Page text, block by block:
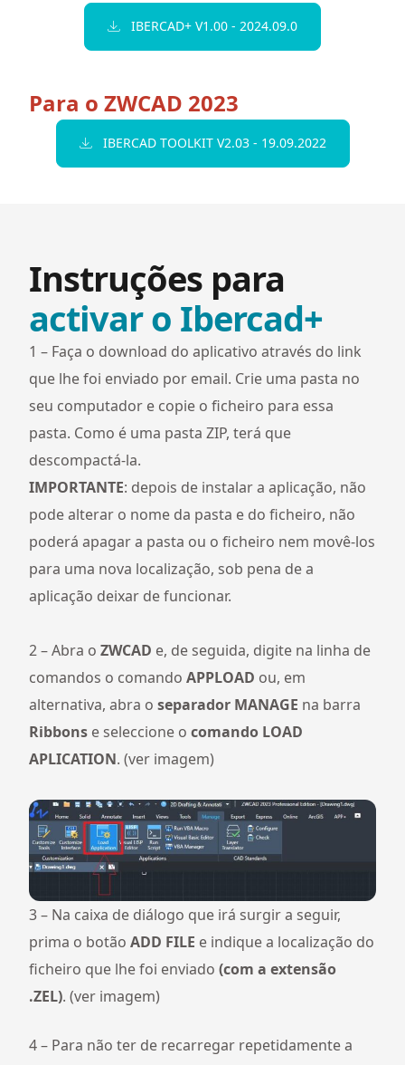
IBERCAD+ V1.00 - 2024.09.0
Para o ZWCAD 2023
IBERCAD TOOLKIT V2.03 - 19.09.2022
Instruções para
activar o Ibercad+
1 – Faça o download do aplicativo através do link
que lhe foi enviado por email. Crie uma pasta no
seu computador e copie o ficheiro para essa
pasta. Como é uma pasta ZIP, terá que
descompactá-la.
IMPORTANTE: depois de instalar a aplicação, não
pode alterar o nome da pasta e do ficheiro, não
poderá apagar a pasta ou o ficheiro nem movê-los
para uma nova localização, sob pena de a
aplicação deixar de funcionar.
2 – Abra o ZWCAD e, de seguida, digite na linha de
comandos o comando APPLOAD ou, em
alternativa, abra o separador MANAGE na barra
Ribbons e seleccione o comando LOAD
APLICATION. (ver imagem)
3 – Na caixa de diálogo que irá surgir a seguir,
prima o botão ADD FILE e indique a localização do
ficheiro que lhe foi enviado (com a extensão
.ZEL). (ver imagem)
4 – Para não ter de recarregar repetidamente a